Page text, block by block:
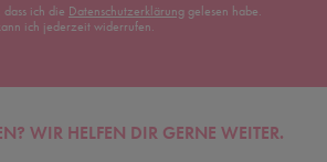
ich die Daten­schutz­erklärunggelesen habe.
ich jederzeit widerrufen.
WIR HELFEN DIR GERNE WEITER.